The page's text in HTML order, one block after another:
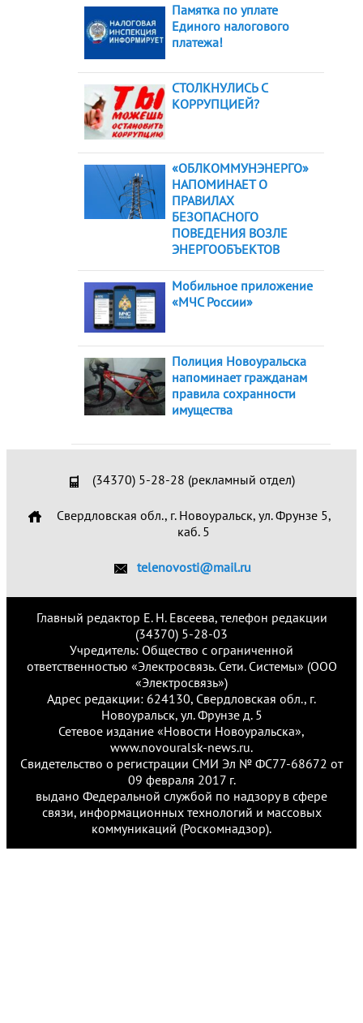
Памятка по уплате
Единого налогового
платежа!
СТОЛКНУЛИСЬ С
КОРРУПЦИЕЙ?
«ОБЛКОММУНЭНЕРГО»
НАПОМИНАЕТ О
ПРАВИЛАХ
БЕЗОПАСНОГО
ПОВЕДЕНИЯ ВОЗЛЕ
ЭНЕРГООБЪЕКТОВ
Мобильное приложение
«МЧС России»
Полиция Новоуральска
напоминает гражданам
правила сохранности
имущества
(34370) 5-28-28 (рекламный отдел)
Свердловская обл., г. Новоуральск, ул. Фрунзе 5,
каб. 5
telenovosti@mail.ru
Главный редактор Е. Н. Евсеева, телефон редакции
(34370) 5-28-03
Учредитель: Общество с ограниченной
ответственностью «Электросвязь. Сети. Системы» (ООО
«Электросвязь»)
Адрес редакции: 624130, Свердловская обл., г.
Новоуральск, ул. Фрунзе д. 5
Сетевое издание «Новости Новоуральска»,
www.novouralsk-news.ru.
Свидетельство о регистрации СМИ Эл № ФС77-68672 от
09 февраля 2017 г.
выдано Федеральной службой по надзору в сфере
связи, информационных технологий и массовых
коммуникаций (Роскомнадзор).